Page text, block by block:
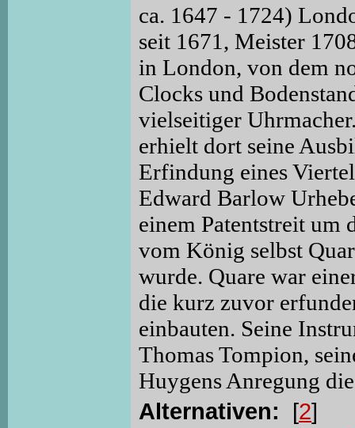
ca. 1647 - 1724)
seit 1671, Meister
in London, von dem
Clocks und
vielseitiger
erhielt dort seine
Erfindung eines
Edward Barlow
einem Patentstreit um
vom König selbst
wurde. Quare war
die kurz zuvor
einbauten. Seine
Thomas Tompion,
Huygens Anregung
Alternativen: [2]